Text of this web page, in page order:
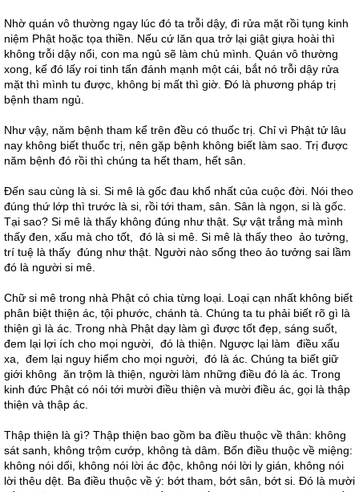
Nhờ quán vô thường ngay lúc đó ta trỗi dậy, đi rửa mặt rồi tụng kinh
niệm Phật hoặc tọa thiền. Nếu cứ lăn qua trở lại giật giựa hoài thì
không trỗi dậy nổi, con ma ngủ sẽ làm chủ mình. Quán vô thường
xong, kế đó lấy roi tinh tấn đánh mạnh một cái, bắt nó trỗi dậy rửa
mặt thì mình tu được, không bị mất thì giờ. Đó là phương pháp trị
bệnh tham ngủ.
Như vậy, năm bệnh tham kể trên đều có thuốc trị. Chỉ vì Phật tử lâu
nay không biết thuốc trị, nên gặp bệnh không biết làm sao. Trị được
năm bệnh đó rồi thì chúng ta hết tham, hết sân.
Đến sau cùng là si. Si mê là gốc đau khổ nhất của cuộc đời. Nói theo
đúng thứ lớp thì trước là si, rồi tới tham, sân. Sân là ngọn, si là gốc.
Tại sao? Si mê là thấy không đúng như thật. Sự vật trắng mà mình
thấy đen, xấu mà cho tốt, đó là si mê. Si mê là thấy theo ảo tưởng,
trí tuệ là thấy đúng như thật. Người nào sống theo ảo tưởng sai lầm
đó là người si mê.
Chữ si mê trong nhà Phật có chia từng loại. Loại cạn nhất không biết
phân biệt thiện ác, tội phước, chánh tà. Chúng ta tu phải biết rõ gì là
thiện gì là ác. Trong nhà Phật dạy làm gì được tốt đẹp, sáng suốt,
đem lại lợi ích cho mọi người, đó là thiện. Ngược lại làm điều xấu
xa, đem lại nguy hiểm cho mọi người, đó là ác. Chúng ta biết giữ
giới không ăn trộm là thiện, người làm những điều đó là ác. Trong
kinh đức Phật có nói tới mười điều thiện và mười điều ác, gọi là thập
thiện và thập ác.
Thập thiện là gì? Thập thiện bao gồm ba điều thuộc về thân: không
sát sanh, không trộm cướp, không tà dâm. Bốn điều thuộc về miệng:
không nói dối, không nói lời ác độc, không nói lời ly gián, không nói
lời thêu dệt. Ba điều thuộc về ý: bớt tham, bớt sân, bớt si. Đó là mười